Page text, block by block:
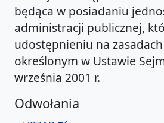
będąca w posiadaniu
administracji publicznej,
udostępnieniu na
określonym w Ustawie
września 2001 r.
Odwołania